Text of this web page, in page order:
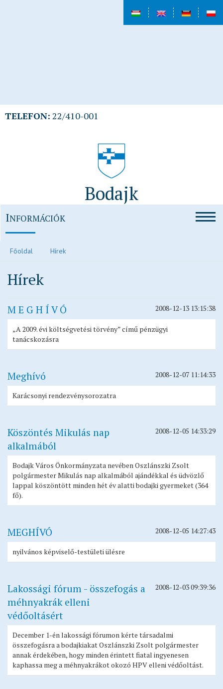
TELEFON: 22/410-001
Bodajk
INFORMÁCIÓK
Polgármesteri köszöntő
Közvilágítás hibabejelentés
Településrendezési eszközök
Ivóvízzel kapcsolatos tájékoztatók
Egyházak
Idősek otthona
Vendéglátás
Civil oldalak
Testvérvárosok
Rendőrség
Közművelődés
BSE
Közérdekű adatok megismerése
Impresszum
Főoldal Hírek
Hírek
M E G H Í V Ó 2008-12-13 13:15:38
„A 2009. évi költségvetési törvény” című pénzügyi
tanácskozásra
Meghívó 2008-12-07 11:14:33
Karácsonyi rendezvénysorozatra
Köszöntés Mikulás nap
alkalmából
2008-12-05 14:33:29
Bodajk Város Önkormányzata nevében Oszlánszki Zsolt
polgármester Mikulás nap alkalmából ajándékkal és üdvözlő
lappal köszöntött minden hét év alatti bodajki gyermeket (364
fő).
MEGHÍVÓ 2008-12-05 14:27:43
nyilvános képviselő-testületi ülésre
Lakossági fórum - összefogás a
méhnyakrák elleni
védőoltásért
2008-12-03 09:39:36
December 1-én lakossági fórumon kérte társadalmi
összefogásra a bodajkiakat Oszlánszki Zsolt polgármester
annak érdekében, hogy minden érintett fiatal ingyenesen
kaphassa meg a méhnyakrákot okozó HPV elleni védőoltást.